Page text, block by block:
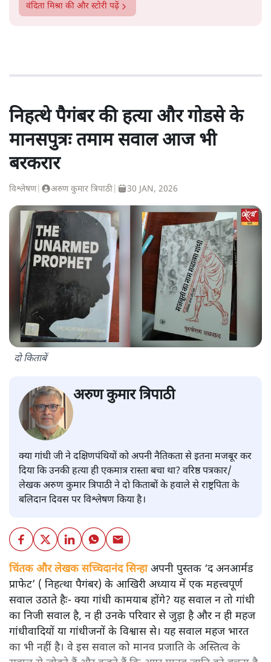
वंदिता मिश्रा की और स्टोरी पढ़ें
निहत्थे पैगंबर की हत्या और गोडसे के
मानसपुत्रः तमाम सवाल आज भी
बरकरार
विश्लेषण| अरुण कुमार त्रिपाठी 30 JAN, 2026
दो किताबें
अरुण कुमार त्रिपाठी
क्या गांधी जी ने दक्षिणपंथियों को अपनी नैतिकता से इतना मजबूर कर
दिया कि उनकी हत्या ही एकमात्र रास्ता बचा था? वरिष्ठ पत्रकार/
लेखक अरुण कुमार त्रिपाठी ने दो किताबों के हवाले से राष्ट्रपिता के
बलिदान दिवस पर विश्लेषण किया है।
चिंतक और लेखक सच्चिदानंद सिन्हाअपनी पुस्तक ‘द अनआर्मड
प्राफेट’ ( निहत्था पैगंबर) के आखिरी अध्याय में एक महत्त्वपूर्ण
सवाल उठाते हैः- क्या गांधी कामयाब होंगे? यह सवाल न तो गांधी
का निजी सवाल है, न ही उनके परिवार से जुड़ा है और न ही महज
गांधीवादियों या गांधीजनों के विश्वास से। यह सवाल महज भारत
का भी नहीं है। वे इस सवाल को मानव प्रजाति के अस्तित्व के